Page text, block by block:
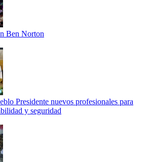
Ben Norton
Presidente nuevos profesionales para
y seguridad